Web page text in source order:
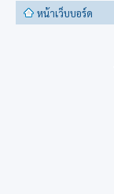
หน้าเว็บบอร์ด